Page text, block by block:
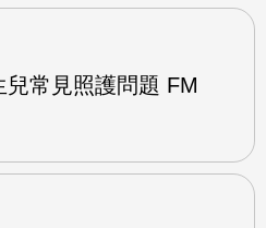
常見照護問題 FM